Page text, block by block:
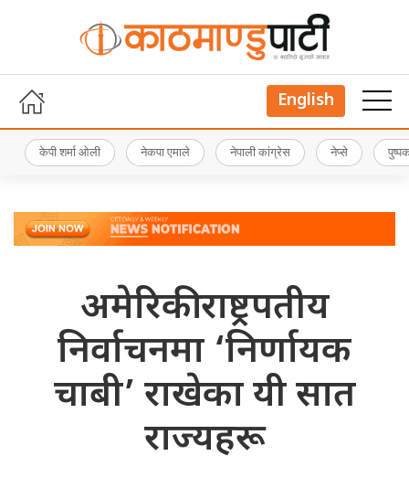
English
केपी शर्मा ओली नेकपा एमाले नेपाली कांग्रेस नेप्से
अमेरिकी राष्ट्रपतीय
निर्वाचनमा ‘निर्णायक
चाबी’ राखेका यी सात
राज्यहरू